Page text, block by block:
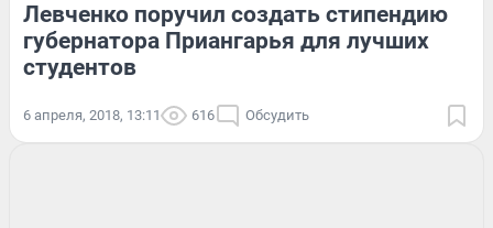
Левченко поручил создать стипендию
губернатора Приангарья для лучших
студентов
6 апреля, 2018, 13:11 616 Обсудить